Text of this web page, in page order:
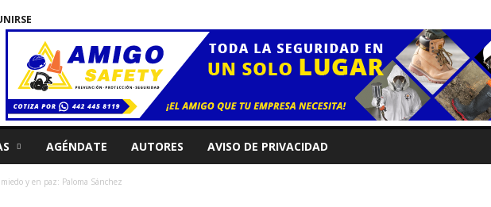
AGÉNDATE AUTORES AVISO DE PRIVACIDAD
y en paz: Paloma Sánchez